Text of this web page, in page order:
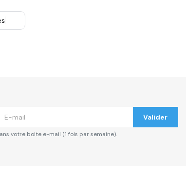
Valider
votre boite e-mail (1 fois par semaine).